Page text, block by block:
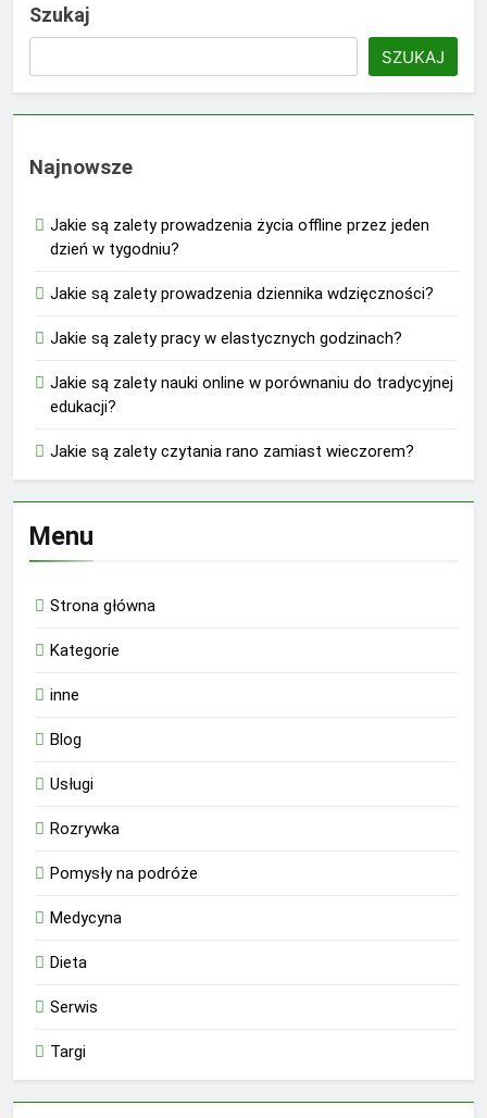
Szukaj
SZUKAJ
Najnowsze
Jakie są zalety prowadzenia życia offline przez jeden
dzień w tygodniu?
Jakie są zalety prowadzenia dziennika wdzięczności?
Jakie są zalety pracy w elastycznych godzinach?
Jakie są zalety nauki online w porównaniu do tradycyjnej
edukacji?
Jakie są zalety czytania rano zamiast wieczorem?
Menu
Strona główna
Kategorie
inne
Blog
Usługi
Rozrywka
Pomysły na podróże
Medycyna
Dieta
Serwis
Targi